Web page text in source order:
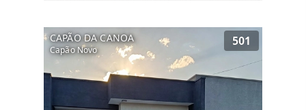
CAPÃO DA CANOA
Capão Novo
501